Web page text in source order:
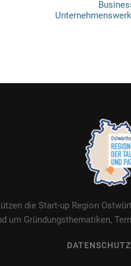
die Start-up Region
um Gründungsthematiken,
DATENSCHUTZ